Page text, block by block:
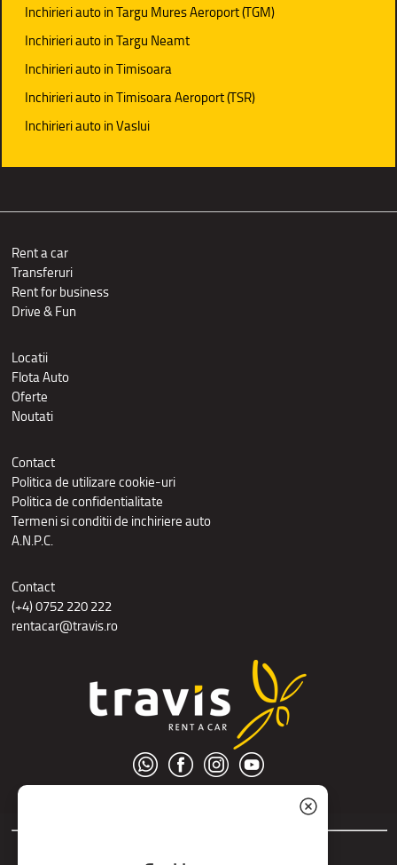
Inchirieri auto in Targu Mures Aeroport (TGM)
Inchirieri auto in Targu Neamt
Inchirieri auto in Timisoara
Inchirieri auto in Timisoara Aeroport (TSR)
Inchirieri auto in Vaslui
Rent a car
Transferuri
Rent for business
Drive & Fun
Locatii
Flota Auto
Oferte
Noutati
Contact
Politica de utilizare cookie-uri
Politica de confidentialitate
Termeni si conditii de inchiriere auto
A.N.P.C.
Contact
(+4) 0752 220 222
rentacar@travis.ro